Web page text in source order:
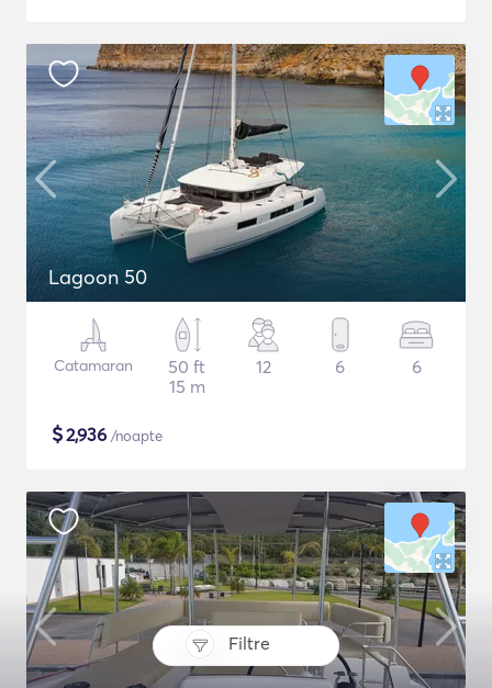
Filtre
Lagoon 50
Catamaran
50 ft
15 m
12 6 6
$2,936 /noapte